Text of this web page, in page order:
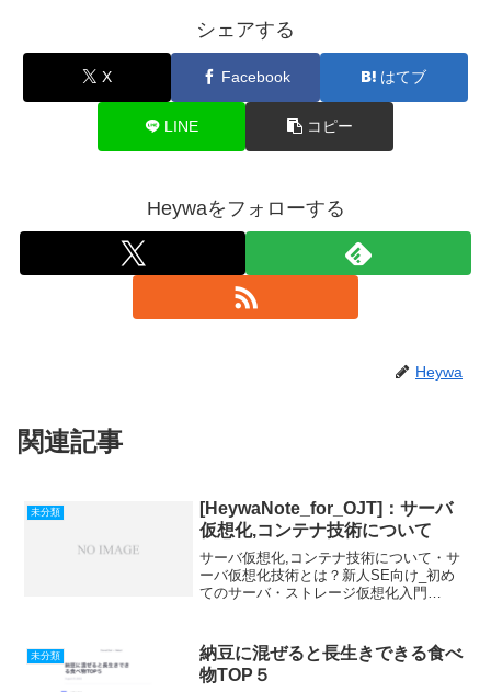
シェアする
X Facebook はてブ
LINE コピー
Heywaをフォローする
Heywa
関連記事
未分類
[HeywaNote_for_OJT]：サーバ
仮想化,コンテナ技術について
サーバ仮想化,コンテナ技術について・サ
ーバ仮想化技術とは？新人SE向け_初め
てのサーバ・ストレージ仮想化入門
コンテナとはLinuxコンテナの仕組み
Kuber...
未分類
納豆に混ぜると長生きできる食べ
物TOP５